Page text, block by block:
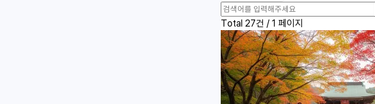
검
색
어
필
수
Total 27건 /1 페이지